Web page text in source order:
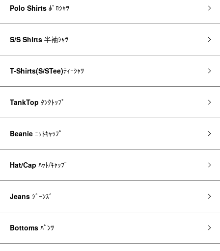
Polo Shirts ﾎﾟﾛｼｬﾂ
S/S Shirts 半袖ｼｬﾂ
T-Shirts(S/STee)ﾃｨｰｼｬﾂ
TankTop ﾀﾝｸﾄｯﾌﾟ
Beanie ﾆｯﾄｷｬｯﾌﾟ
Hat/Cap ﾊｯﾄ/ｷｬｯﾌﾟ
Jeans ｼﾞｰﾝｽﾞ
Bottoms ﾊﾟﾝﾂ